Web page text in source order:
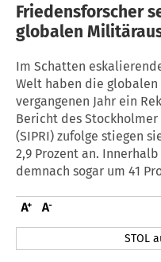
Friedensforscher
globalen
Im Schatten
Welt haben die
vergangenen Jahr ein
Bericht des
(SIPRI) zufolge stiegen
2,9 Prozent an.
demnach sogar um 41
STOL